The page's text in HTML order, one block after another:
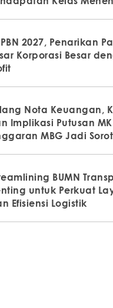
2027, Penarikan
Korporasi Besar
Nota Keuangan,
Implikasi Putusan
MBG Jadi
BUMN
untuk Perkuat
Efisiensi Logistik